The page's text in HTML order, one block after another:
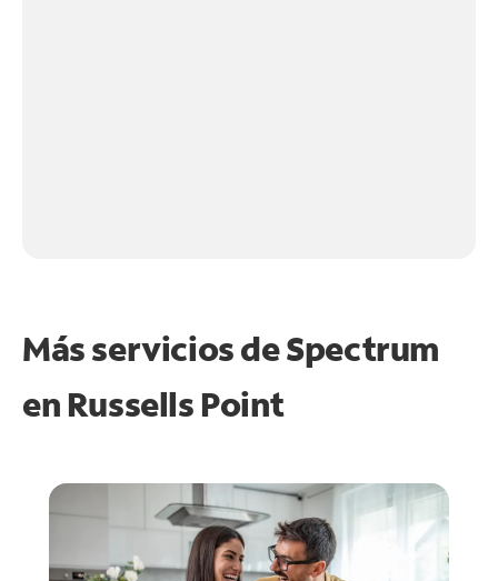
Más servicios de Spectrum
en Russells Point